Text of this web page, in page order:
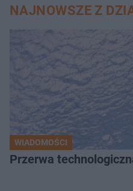
NAJNOWSZE Z
WIADOMOŚCI
Przerwa